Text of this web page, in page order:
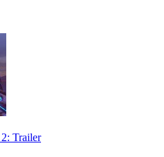
Trailer